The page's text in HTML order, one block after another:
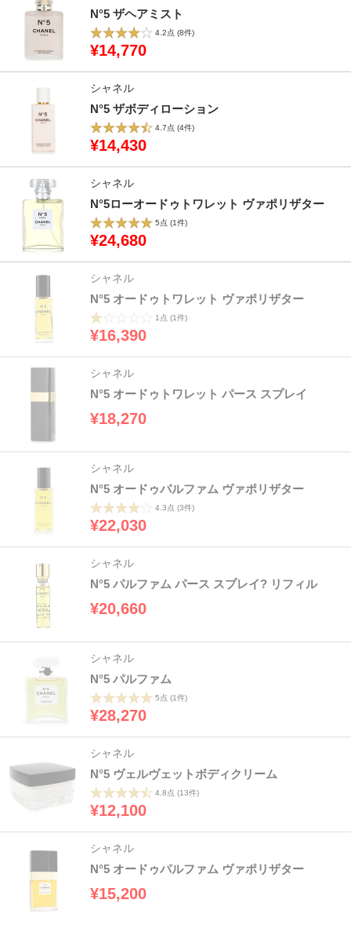
N°5 ザヘアミスト
4.2点 (8件)
¥14,770
シャネル
N°5 ザボディローション
4.7点 (4件)
¥14,430
シャネル
N°5ローオードゥトワレット ヴァポリザター
5点 (1件)
¥24,680
シャネル
N°5 オードゥトワレット ヴァポリザター
1点 (1件)
¥16,390
シャネル
N°5 オードゥトワレット パース スプレイ
¥18,270
シャネル
N°5 オードゥパルファム ヴァポリザター
4.3点 (3件)
¥22,030
シャネル
N°5 パルファム パース スプレイ? リフィル
¥20,660
シャネル
N°5 パルファム
5点 (1件)
¥28,270
シャネル
N°5 ヴェルヴェットボディクリーム
4.8点 (13件)
¥12,100
シャネル
N°5 オードゥパルファム ヴァポリザター
¥15,200